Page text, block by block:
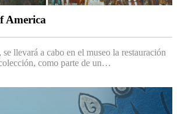
America
llevará a cabo en el museo la restauración
como parte de un…